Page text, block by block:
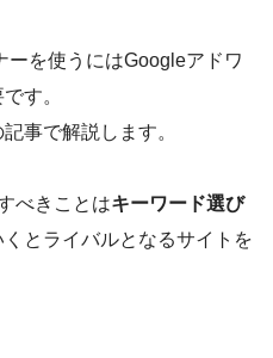
を使うにはGoogleアドワ
す。
事で解説します。
べきことはキーワード選び
とライバルとなるサイトを